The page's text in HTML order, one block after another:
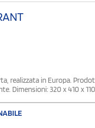
realizzata in Europa.
Dimensioni: 320 x 410 x